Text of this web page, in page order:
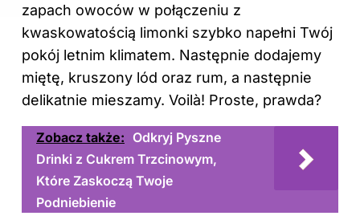
zapach owoców w połączeniu z
kwaskowatością limonki szybko napełni Twój
pokój letnim klimatem. Następnie dodajemy
miętę, kruszony lód oraz rum, a następnie
delikatnie mieszamy. Voilà! Proste, prawda?
Zobacz także: Odkryj Pyszne
Drinki z Cukrem Trzcinowym,
Które Zaskoczą Twoje
Podniebienie